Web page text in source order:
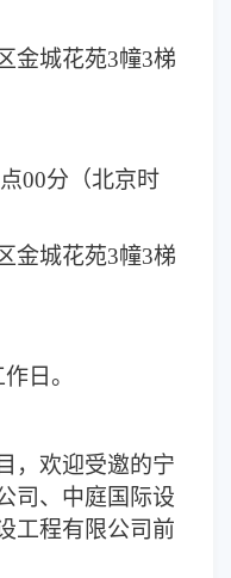
金城花苑3幢3梯
00分（北京时
金城花苑3幢3梯
日。
，欢迎受邀的宁
司、中庭国际设
工程有限公司前